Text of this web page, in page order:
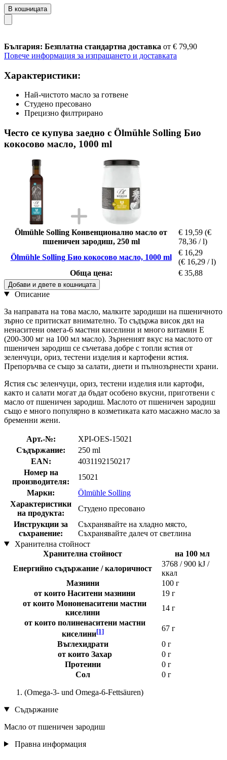
В кошницата
България: Безплатна стандартна доставка от € 79,90
Повече информация за изпращането и доставката
Характеристики:
Най-чистото масло за готвене
Студено пресовано
Прецизно филтрирано
Често се купува заедно с Ölmühle Solling Био
кокосово масло, 1000 ml
Ölmühle Solling Конвенционално масло от
пшеничен зародиш, 250 ml
€ 19,59 (€
78,36 / l)
Ölmühle Solling Био кокосово масло, 1000 ml
€ 16,29
(€ 16,29 / l)
Обща цена:
€ 35,88
Добави и двете в кошницата
Описание
За направата на това масло, малките зародиши на пшеничното
зърно се притискат внимателно. То съдържа висок дял на
ненаситени омега-6 мастни киселини и много витамин Е
(200-300 мг на 100 мл масло). Зърненият вкус на маслото от
пшеничен зародиш се съчетава добре с топли ястия от
зеленчуци, ориз, тестени изделия и картофени ястия.
Препоръчва се също за салати, диети и пълнозърнести храни.
Ястия със зеленчуци, ориз, тестени изделия или картофи,
както и салати могат да бъдат особено вкусни, приготвени с
масло от пшеничен зародиш. Маслото от пшеничен зародиш
също е много популярно в козметиката като масажно масло за
бременни жени.
Арт.-№:
XPI-OES-15021
Съдържание:
250 ml
EAN:
4031192150217
Номер на
производителя:
15021
Марки:
Ölmühle Solling
Характеристики
на продукта:
Студено пресовано
Инструкции за
съхранение:
Съхранявайте на хладно място,
Съхранявайте далеч от светлина
Хранителна стойност
Хранителна стойност
на 100 мл
Енергийно съдържание / калоричност
3768 / 900 kJ /
ккал
Мазнини
100 г
от които Наситени мазнини
19 г
от които Мононенаситени мастни
киселини
14 г
от които полиненаситени мастни
киселини[1]
67 г
Въглехидрати
0 г
от които Захар
0 г
Протеини
0 г
Сол
0 г
(Omega-3- und Omega-6-Fettsäuren)
Съдържание
Масло от пшеничен зародиш
Правна информация